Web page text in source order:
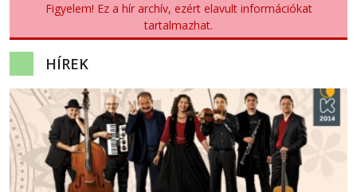
Figyelem! Ez a hír archív, ezért elavult információkat
tartalmazhat.
HÍREK